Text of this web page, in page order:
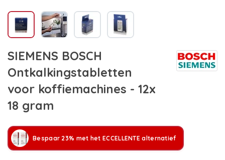
SIEMENS BOSCH
Ontkalkingstabletten
voor koffiemachines - 12x
18 gram
Bespaar 23% met het ECCELLENTE alternatief